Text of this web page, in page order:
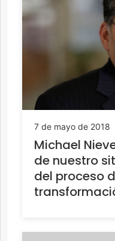
7 de mayo de 2018
Michael
de nuestro
del proceso